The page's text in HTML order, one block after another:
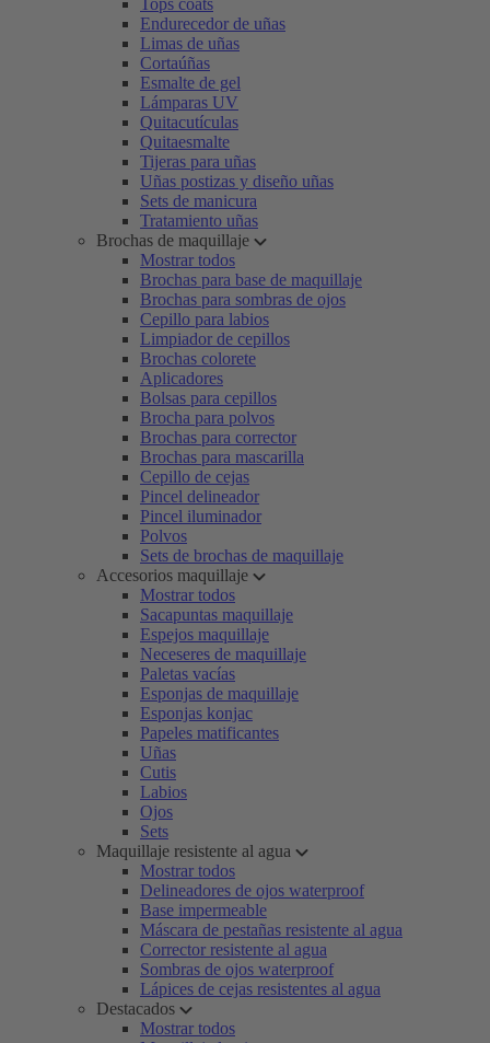
Tops coats
Endurecedor de uñas
Limas de uñas
Cortaúñas
Esmalte de gel
Lámparas UV
Quitacutículas
Quitaesmalte
Tijeras para uñas
Uñas postizas y diseño uñas
Sets de manicura
Tratamiento uñas
Brochas de maquillaje
Mostrar todos
Brochas para base de maquillaje
Brochas para sombras de ojos
Cepillo para labios
Limpiador de cepillos
Brochas colorete
Aplicadores
Bolsas para cepillos
Brocha para polvos
Brochas para corrector
Brochas para mascarilla
Cepillo de cejas
Pincel delineador
Pincel iluminador
Polvos
Sets de brochas de maquillaje
Accesorios maquillaje
Mostrar todos
Sacapuntas maquillaje
Espejos maquillaje
Neceseres de maquillaje
Paletas vacías
Esponjas de maquillaje
Esponjas konjac
Papeles matificantes
Uñas
Cutis
Labios
Ojos
Sets
Maquillaje resistente al agua
Mostrar todos
Delineadores de ojos waterproof
Base impermeable
Máscara de pestañas resistente al agua
Corrector resistente al agua
Sombras de ojos waterproof
Lápices de cejas resistentes al agua
Destacados
Mostrar todos